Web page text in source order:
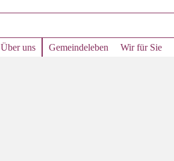
Über uns Gemeindeleben Wir für Sie